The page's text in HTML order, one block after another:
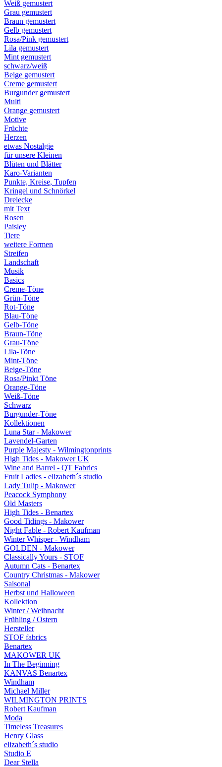
Weiß gemustert
Grau gemustert
Braun gemustert
Gelb gemustert
Rosa/Pink gemustert
Lila gemustert
Mint gemustert
schwarz/weiß
Beige gemustert
Creme gemustert
Burgunder gemustert
Multi
Orange gemustert
Motive
Früchte
Herzen
etwas Nostalgie
für unsere Kleinen
Blüten und Blätter
Karo-Varianten
Punkte, Kreise, Tupfen
Kringel und Schnörkel
Dreiecke
mit Text
Rosen
Paisley
Tiere
weitere Formen
Streifen
Landschaft
Musik
Basics
Creme-Töne
Grün-Töne
Rot-Töne
Blau-Töne
Gelb-Töne
Braun-Töne
Grau-Töne
Lila-Töne
Mint-Töne
Beige-Töne
Rosa/Pinkt Töne
Orange-Töne
Weiß-Töne
Schwarz
Burgunder-Töne
Kollektionen
Luna Star - Makower
Lavendel-Garten
Purple Majesty - Wilmingtonprints
High Tides - Makower UK
Wine and Barrel - QT Fabrics
Fruit Ladies - elizabeth´s studio
Lady Tulip - Makower
Peacock Symphony
Old Masters
High Tides - Benartex
Good Tidings - Makower
Night Fable - Robert Kaufman
Winter Whisper - Windham
GOLDEN - Makower
Classically Yours - STOF
Autumn Cats - Benartex
Country Christmas - Makower
Saisonal
Herbst und Halloween
Kollektion
Winter / Weihnacht
Frühling / Ostern
Hersteller
STOF fabrics
Benartex
MAKOWER UK
In The Beginning
KANVAS Benartex
Windham
Michael Miller
WILMINGTON PRINTS
Robert Kaufman
Moda
Timeless Treasures
Henry Glass
elizabeth´s studio
Studio E
Dear Stella